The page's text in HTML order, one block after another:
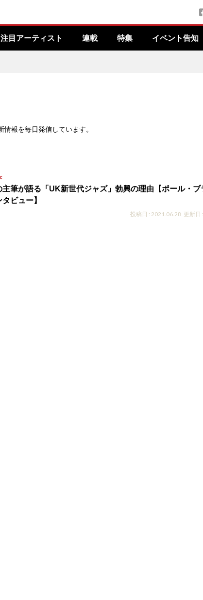
注目アーティスト 連載 特集 イベント告知
報を毎日発信しています。
主筆が語る「UK新世代ジャズ」勃興の理由【ポール・ブ
ビュー】
投稿日 : 2021.06.28 更新日